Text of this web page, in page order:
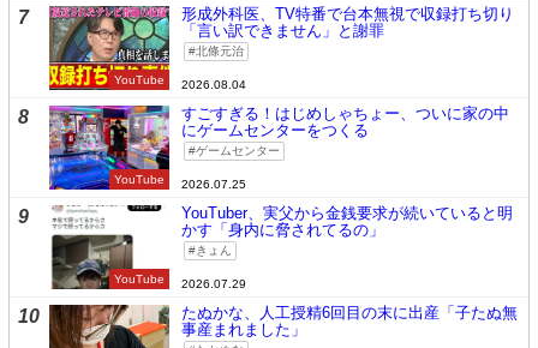
7
YouTube
形成外科医、TV特番で台本無視で収録打ち切り
「言い訳できません」と謝罪
北條元治
2026.08.04
8
YouTube
すごすぎる！はじめしゃちょー、ついに家の中
にゲームセンターをつくる
ゲームセンター
2026.07.25
9
YouTube
YouTuber、実父から金銭要求が続いていると明
かす「身内に脅されてるの」
きょん
2026.07.29
10
たぬかな、人工授精6回目の末に出産「子たぬ無
事産まれました」